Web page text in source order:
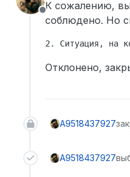
Не в сети
К сожалению,
соблюдено. Но
Отклонено,
A9518437927
A9518437927